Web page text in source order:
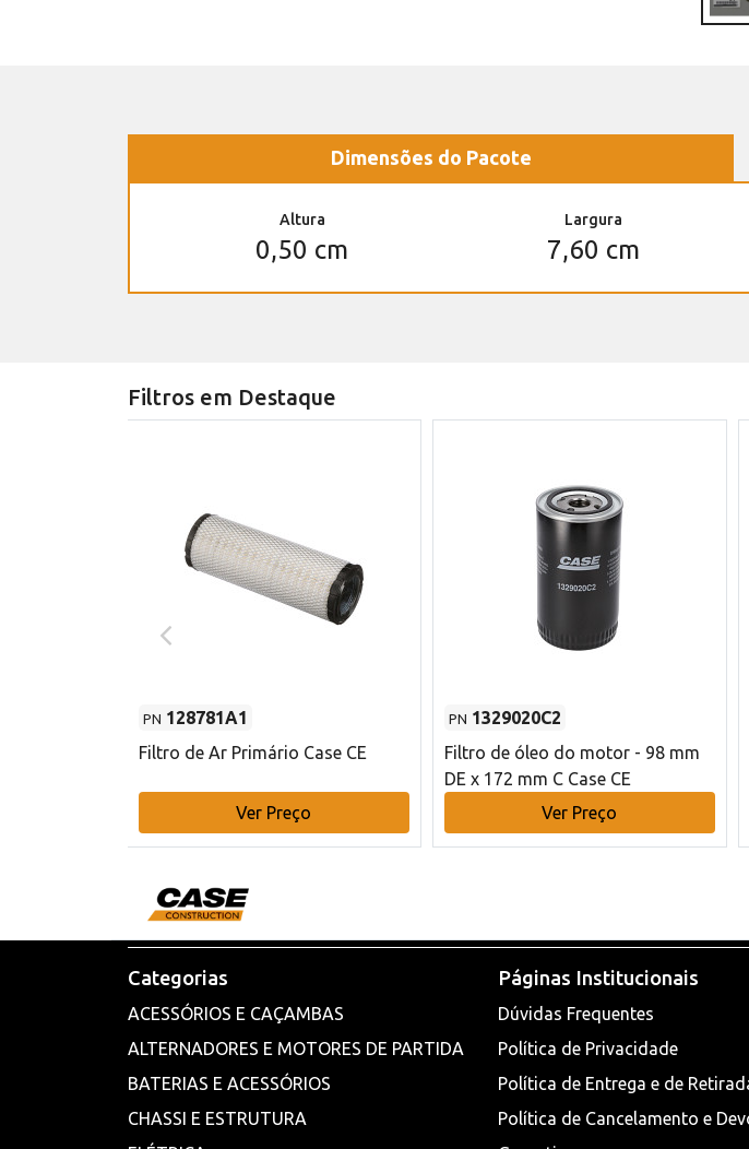
Dimensões do Pacote
Altura
0,50 cm
Largura
7,60 cm
Filtros em Destaque
PN 128781A1
Filtro de Ar Primário Case CE
Ver Preço
PN 1329020C2
Filtro de óleo do motor - 98 mm
DE x 172 mm C Case CE
Ver Preço
Categorias
ACESSÓRIOS E CAÇAMBAS
ALTERNADORES E MOTORES DE PARTIDA
BATERIAS E ACESSÓRIOS
CHASSI E ESTRUTURA
Páginas Institucionais
Dúvidas Frequentes
Política de Privacidade
Política de Entrega e de
Política de Cancelamento e